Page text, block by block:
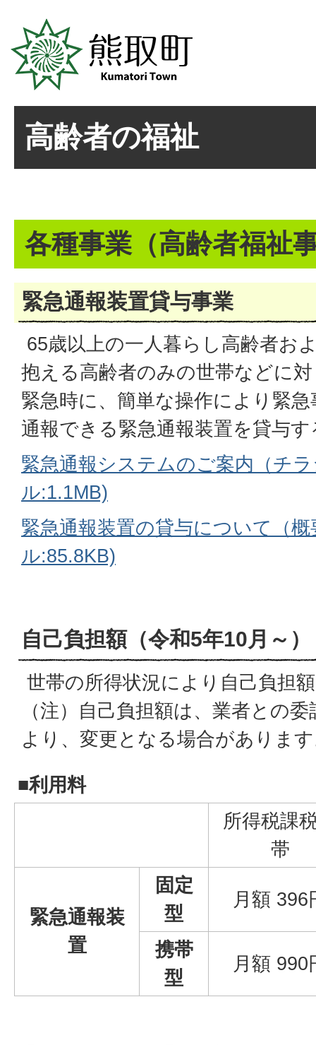
高齢者の福祉
各種事業（高齢者福祉
緊急通報装置貸与事業
65歳以上の一人暮らし高齢者お
抱える高齢者のみの世帯などに
緊急時に、簡単な操作により緊
通報できる緊急通報装置を貸与
緊急通報システムのご案内（チ
ル:1.1MB)
緊急通報装置の貸与について（
ル:85.8KB)
自己負担額（令和5年10月～）
世帯の所得状況により自己負担
（注）自己負担額は、業者との
より、変更となる場合がありま
■利用料
所得税課
帯
緊急通報装
置
固定
型
月額 396
携帯
型
月額 990